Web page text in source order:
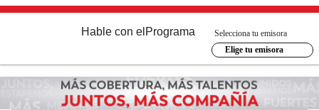
Hable con el Programa
Selecciona tu emisora
Elige tu emisora